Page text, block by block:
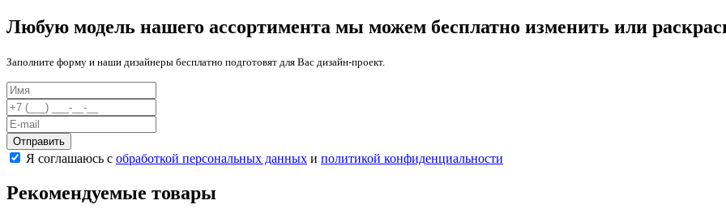
Любую модель нашего ассортимента мы можем бесплатно изменить или
Заполните форму и наши дизайнеры бесплатно подготовят для Вас дизайн-проект.
Отправить
Я соглашаюсь с обработкой персональных данных и политикой конфиденциальности
Рекомендуемые товары